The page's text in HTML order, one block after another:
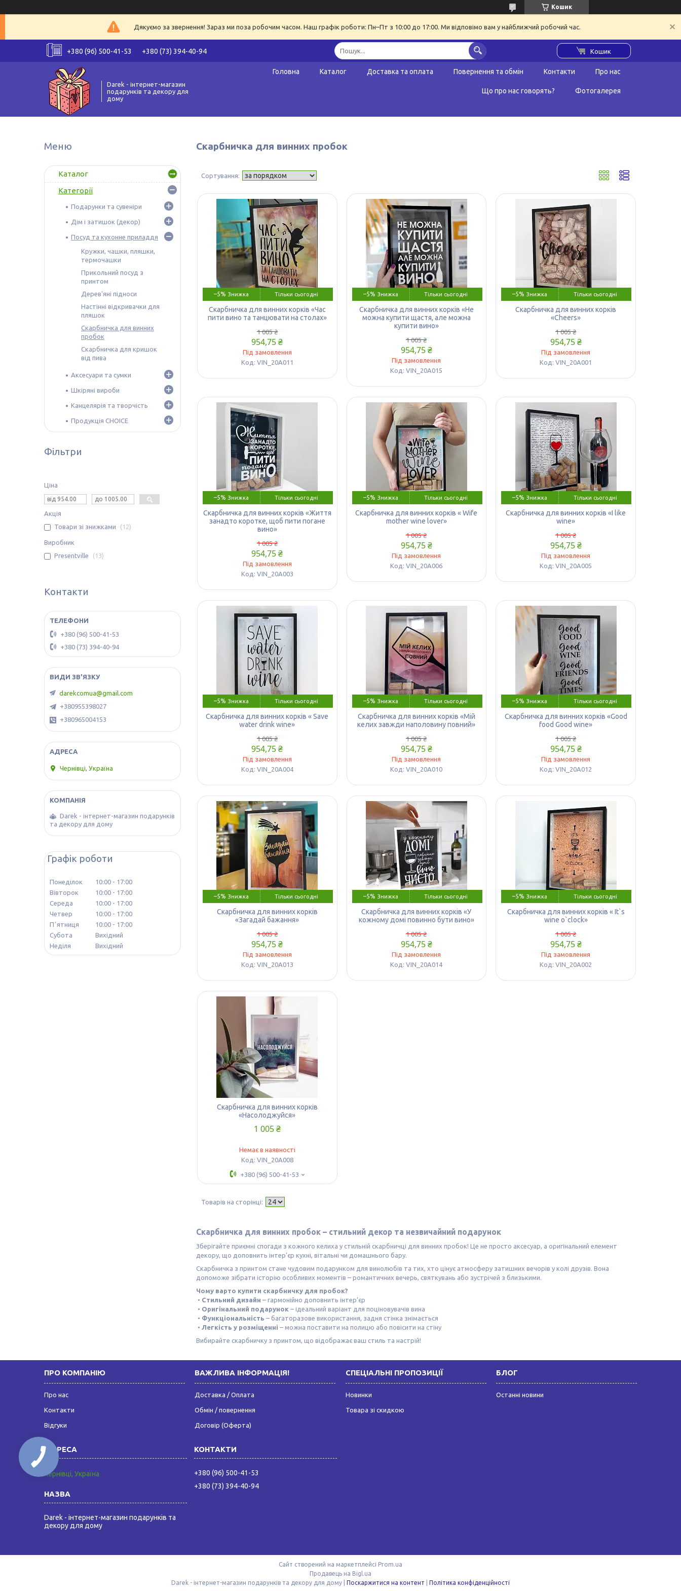
Кошик
Дякуємо за звернення! Зараз ми поза робочим часом. Наш графік роботи: Пн–Пт з 10:00 до 17:00. Ми відповімо вам у найближчий робочий час.
+380 (96) 500-41-53 +380 (73) 394-40-94 Кошик
Darek - інтернет-магазин
подарунків та декору для
дому
Головна Каталог Доставка та оплата Повернення та обмін Контакти Про нас
Що про нас говорять? Фотогалерея
Скарбничка для винних пробок
–5% Тільки сьогодні
Скарбничка для винних корків «Час
пити вино та танцювати на столах»
1 005 ₴
954,75 ₴
Під замовлення
VIN_20A011
–5% Тільки сьогодні
Скарбничка для винних корків «Не
можна купити щастя, але можна
купити вино»
1 005 ₴
954,75 ₴
Під замовлення
VIN_20A015
–5% Тільки сьогодні
Скарбничка для винних корків
«Cheers»
1 005 ₴
954,75 ₴
Під замовлення
VIN_20A001
–5% Тільки сьогодні
Скарбничка для винних корків «Життя
занадто коротке, щоб пити погане
вино»
1 005 ₴
954,75 ₴
Під замовлення
VIN_20A003
–5% Тільки сьогодні
Скарбничка для винних корків « Wife
mother wine lover»
1 005 ₴
954,75 ₴
Під замовлення
VIN_20A006
–5% Тільки сьогодні
Скарбничка для винних корків «I like
wine»
1 005 ₴
954,75 ₴
Під замовлення
VIN_20A005
–5% Тільки сьогодні
Скарбничка для винних корків « Save
water drink wine»
1 005 ₴
954,75 ₴
Під замовлення
VIN_20A004
–5% Тільки сьогодні
Скарбничка для винних корків «Мій
келих завжди наполовину повний»
1 005 ₴
954,75 ₴
Під замовлення
VIN_20A010
–5% Тільки сьогодні
Скарбничка для винних корків «Good
food Good wine»
1 005 ₴
954,75 ₴
Під замовлення
VIN_20A012
–5% Тільки сьогодні
Скарбничка для винних корків
«Загадай бажання»
1 005 ₴
954,75 ₴
Під замовлення
VIN_20A013
–5% Тільки сьогодні
Скарбничка для винних корків «У
кожному домі повинно бути вино»
1 005 ₴
954,75 ₴
Під замовлення
VIN_20A014
–5% Тільки сьогодні
Скарбничка для винних корків « It`s
wine o`clock»
1 005 ₴
954,75 ₴
Під замовлення
VIN_20A002
Скарбничка для винних корків
«Насолоджуйся»
1 005 ₴
Немає в наявності
VIN_20A008
+380 (96) 500-41-53
Скарбничка для винних пробок – стильний декор та незвичайний подарунок
Зберігайте приємні спогади з кожного келиха у стильній скарбничці для винних пробок! Це не просто аксесуар, а оригінальний елемент
декору, що доповнить інтер’єр кухні, вітальні чи домашнього бару.
Скарбничка з принтом стане чудовим подарунком для винолюбів та тих, хто цінує атмосферу затишних вечорів у колі друзів. Вона
допоможе зібрати історію особливих моментів – романтичних вечерь, святкувань або зустрічей з близькими.
Чому варто купити скарбничку для пробок?
• Стильний дизайн – гармонійно доповнить інтер’єр
• Оригінальний подарунок – ідеальний варіант для поціновувачів вина
• Функціональність – багаторазове використання, задня стінка знімається
• Легкість у розміщенні – можна поставити на полицю або повісити на стіну
Вибирайте скарбничку з принтом, що відображає ваш стиль та настрій!
Каталог
Категорії
Подарунки та сувеніри
Дім і затишок (декор)
Посуд та кухонне приладдя
Кружки, чашки, пляшки,
термочашки
Прикольний посуд з
принтом
Дерев'яні підноси
Настінні відкривачки для
пляшок
Скарбничка для винних
пробок
Скарбничка для кришок
від пива
Аксесуари та сумки
Шкіряні вироби
Канцелярія та творчість
Продукція CHOICE
Фільтри
Ціна
Акція
Товари зі знижками
12
Виробник
Presentville
13
Контакти
+380 (96) 500-41-53
+380 (73) 394-40-94
darekcomua@gmail.com
+380955398027
+380965004153
Чернівці, Україна
Darek - інтернет-магазин подарунків
та декору для дому
Графік роботи
Понеділок 10:00
17:00
Вівторок
10:00
17:00
Середа
10:00
17:00
Четвер
10:00
17:00
Пʼятниця
10:00
17:00
Субота
Вихідний
Неділя
Вихідний
ПРО КОМПАНІЮ
Про нас
Контакти
Відгуки
ВАЖЛИВА ІНФОРМАЦІЯ!
Доставка / Оплата
Обмін / повернення
Договір (Оферта)
СПЕЦІАЛЬНІ ПРОПОЗИЦІЇ
Новинки
Товара зі скидкою
БЛОГ
Останні новини
Чернівці, Україна
Darek - інтернет-магазин подарунків та
декору для дому
+380 (96) 500-41-53
+380 (73) 394-40-94
Сайт створений на маркетплейсі Prom.ua
Продавець на Bigl.ua
Поскаржитися на контент Політика конфіденційності